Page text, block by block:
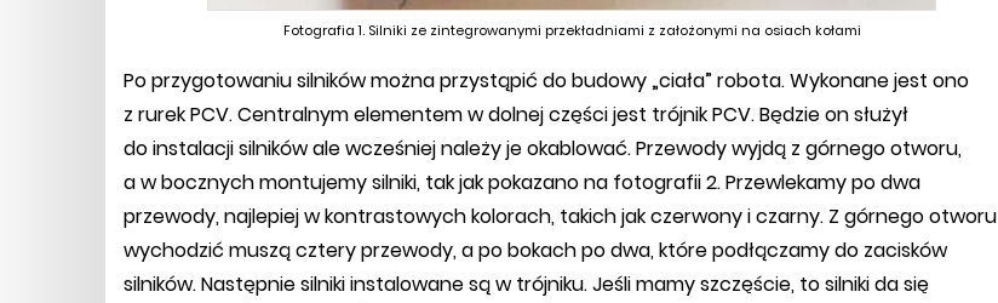
Fotografia 1. Silniki ze zintegrowanymi przekładniami z założonymi na osiach kołami
Po przygotowaniu silników można przystąpić do budowy „ciała” robota. Wykonane jest ono
z rurek PCV. Centralnym elementem w dolnej części jest trójnik PCV. Będzie on służył
do instalacji silników ale wcześniej należy je okablować. Przewody wyjdą z górnego otworu,
a w bocznych montujemy silniki, tak jak pokazano na fotografii 2. Przewlekamy po dwa
przewody, najlepiej w kontrastowych kolorach, takich jak czerwony i czarny. Z górnego otworu
wychodzić muszą cztery przewody, a po bokach po dwa, które podłączamy do zacisków
silników. Następnie silniki instalowane są w trójniku. Jeśli mamy szczęście, to silniki da się